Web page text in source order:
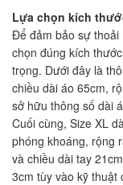
Lựa chọn kích
Để đảm bảo sự thoải
chọn đúng kích
trọng. Dưới đây là
chiều dài áo 65cm,
sở hữu thông số dài
Cuối cùng, Size XL
phóng khoáng, rộng
và chiều dài tay
3cm tùy vào kỹ thuật